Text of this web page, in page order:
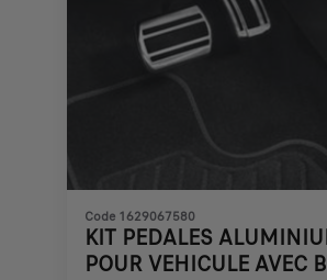
Code 1629067580
KIT PEDALES
POUR VEHICULE AVEC